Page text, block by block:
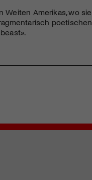
Weiten Amerikas, wo sie
poetischen